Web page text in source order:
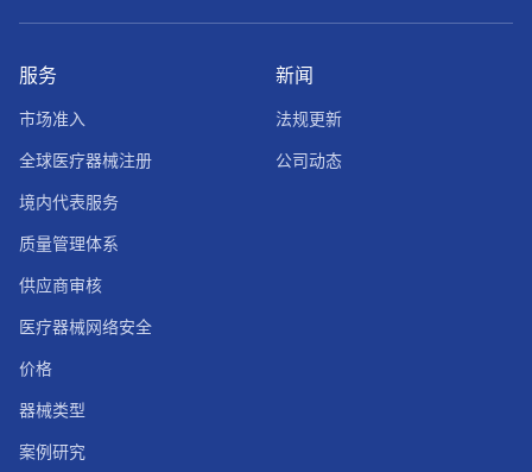
新闻
法规更新
公司动态
服务
市场准入
全球医疗器械注册
境内代表服务
质量管理体系
供应商审核
医疗器械网络安全
价格
器械类型
案例研究